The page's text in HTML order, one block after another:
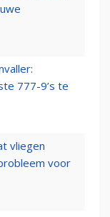
777-9’s te
vliegen
voor